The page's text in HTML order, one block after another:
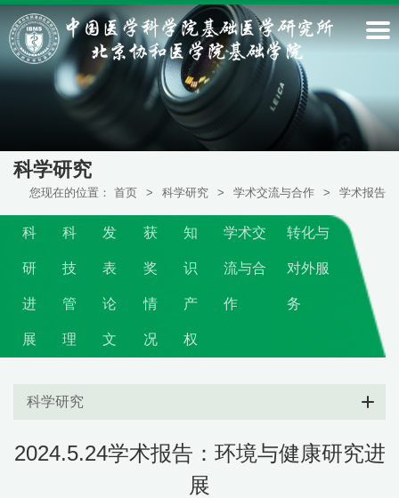
科学研究
您现在的位置： 首页 > 科学研究 > 学术交流与合作 > 学术报告
科
研
进
展
科
技
管
理
发
表
论
文
获
奖
情
况
知
识
产
权
学术交
流与合
作
转化与
对外服
务
科学研究
2024.5.24学术报告：环境与健康研究进
展